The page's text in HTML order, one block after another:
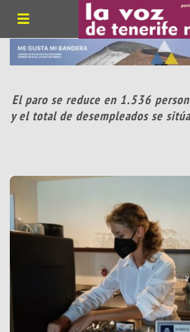
El paro se reduce en 1.536
y el total de desempleados se